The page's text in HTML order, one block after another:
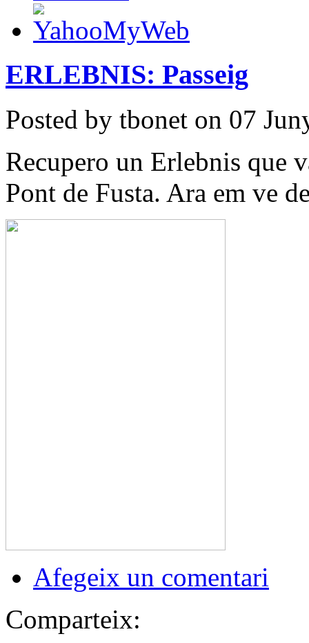
ERLEBNIS: Passeig
Posted by tbonet on 07
Recupero un Erlebnis que
Pont de Fusta. Ara em ve
Afegeix un comentari
Comparteix: